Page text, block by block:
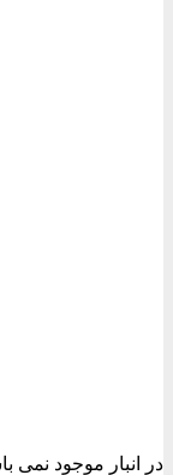
در انبار موجود نمی